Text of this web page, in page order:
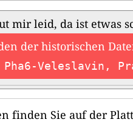
mir leid, da ist etwas
der historischen
Pha6-Veleslavin,
finden Sie auf der